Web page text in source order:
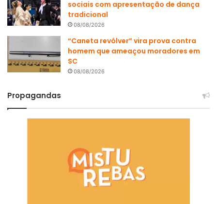
sociais com apresentação de dança
tradicional
08/08/2026
“Caneta revólver” vira prova contra
homem que ameaçou moradores em
SC
08/08/2026
Propagandas